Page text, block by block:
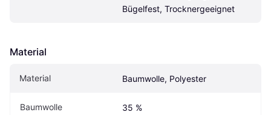
Bügelfest, Trocknergeeignet
Material
Material Baumwolle, Polyester
Baumwolle 35 %